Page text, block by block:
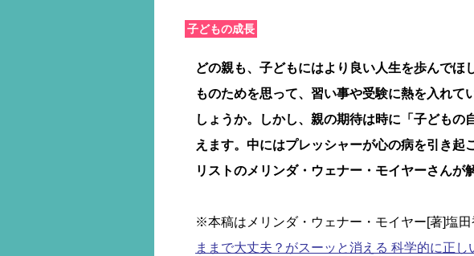
子どもの成長
どの親も、子どもにはより良い人生を歩んでほ
ものためを思って、習い事や受験に熱を入れて
しょうか。しかし、親の期待は時に「子どもの
えます。中にはプレッシャーが心の病を引き起
リストのメリンダ・ウェナー・モイヤーさんが
※本稿はメリンダ・ウェナー・モイヤー[著]塩田
ままで大丈夫？がスーッと消える 科学的に正し